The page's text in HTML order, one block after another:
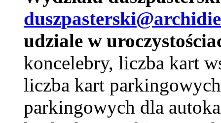
udziale w
koncelebry, liczba kart
liczba kart
parkingowych dla